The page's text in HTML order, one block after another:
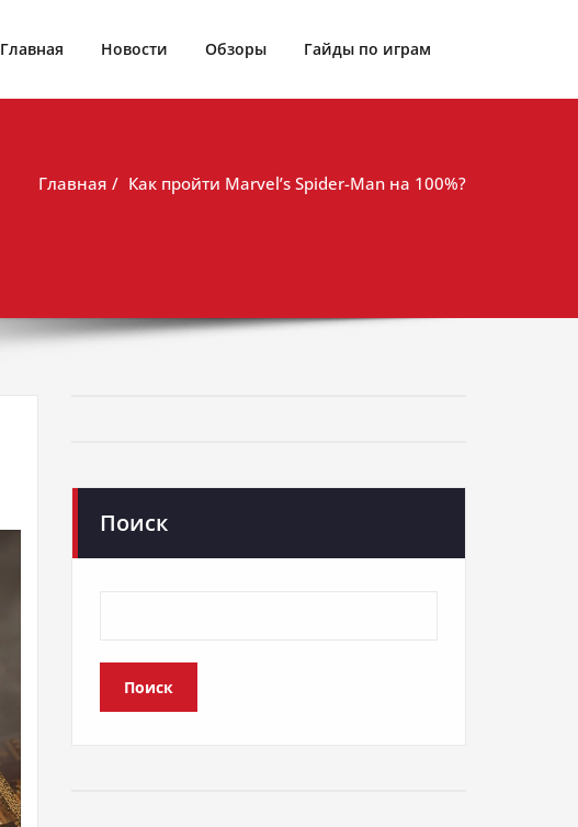
Главная Новости Обзоры Гайды по играм
Главная Как пройти Marvel’s Spider-Man на 100%?
Поиск
Поиск